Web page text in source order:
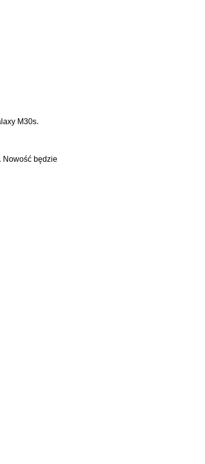
M30s.
Nowość będzie